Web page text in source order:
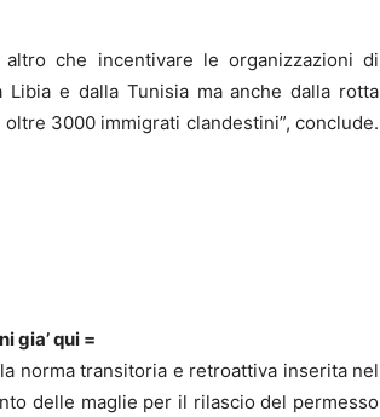
che incentivare le organizzazioni di
e dalla Tunisia ma anche dalla rotta
3000 immigrati clandestini”, conclude.
gia’ qui =
norma transitoria e retroattiva inserita nel
delle maglie per il rilascio del permesso